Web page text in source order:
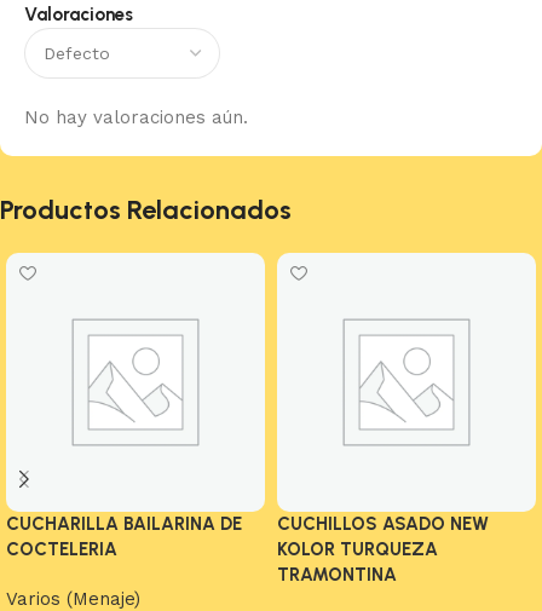
Valoraciones
No hay valoraciones aún.
Productos Relacionados
CUCHARILLA BAILARINA DE
COCTELERIA
Varios (Menaje)
CUCHILLOS ASADO NEW
KOLOR TURQUEZA
TRAMONTINA